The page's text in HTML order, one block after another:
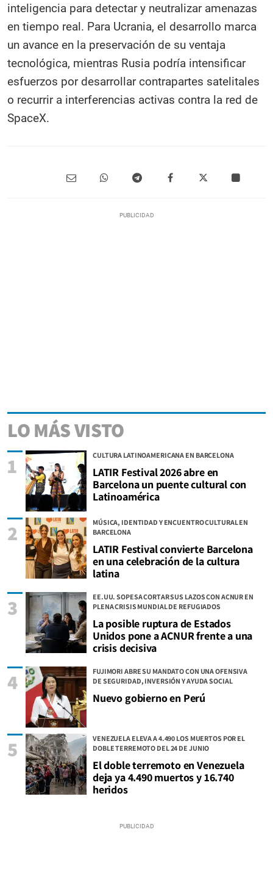
inteligencia para detectar y neutralizar amenazas
en tiempo real. Para Ucrania, el desarrollo marca
un avance en la preservación de su ventaja
tecnológica, mientras Rusia podría intensificar
esfuerzos por desarrollar contrapartes satelitales
o recurrir a interferencias activas contra la red de
SpaceX.
LO MÁS VISTO
CULTURA LATINOAMERICANA EN BARCELONA
LATIR Festival 2026 abre en
Barcelona un puente cultural con
Latinoamérica
1
MÚSICA, IDENTIDAD Y ENCUENTRO CULTURAL EN
BARCELONA
LATIR Festival convierte Barcelona
en una celebración de la cultura
latina
2
EE.UU. SOPESA CORTAR SUS LAZOS CON ACNUR EN
PLENA CRISIS MUNDIAL DE REFUGIADOS
La posible ruptura de Estados
Unidos pone a ACNUR frente a una
crisis decisiva
3
FUJIMORI ABRE SU MANDATO CON UNA OFENSIVA
DE SEGURIDAD, INVERSIÓN Y AYUDA SOCIAL
Nuevo gobierno en Perú
4
VENEZUELA ELEVA A 4.490 LOS MUERTOS POR EL
DOBLE TERREMOTO DEL 24 DE JUNIO
El doble terremoto en Venezuela
deja ya 4.490 muertos y 16.740
heridos
5